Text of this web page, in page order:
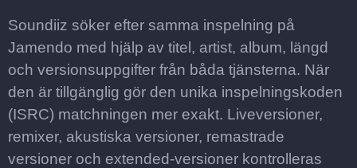
Soundiiz söker efter samma inspelning på
Jamendo med hjälp av titel, artist, album, längd
och versionsuppgifter från båda tjänsterna. När
den är tillgänglig gör den unika inspelningskoden
(ISRC) matchningen mer exakt. Liveversioner,
remixer, akustiska versioner, remastrade
versioner och extended-versioner kontrolleras